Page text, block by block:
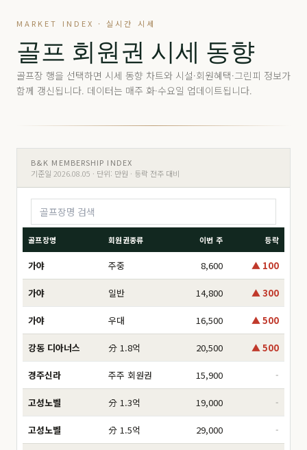
MARKET INDEX · 실시간 시세
골프 회원권 시세 동향
골프장 행을 선택하면 시세 동향 차트와 시설·회원혜택·그린피 정보가
함께 갱신됩니다. 데이터는 매주 화·수요일 업데이트됩니다.
B&K MEMBERSHIP INDEX
기준일 2026.08.05 · 단위: 만원 · 등락 전주 대비
골프장명 회원권종류 이번 주 등락
가야 주중 8,600 ▲ 100
가야 일반 14,800 ▲ 300
가야 우대 16,500 ▲ 500
강동 디아너스 分 1.8억 20,500 ▲ 500
경주신라 주주 회원권 15,900 -
고성노벨 分 1.3억 19,000 -
고성노벨 分 1.5억 29,000 -